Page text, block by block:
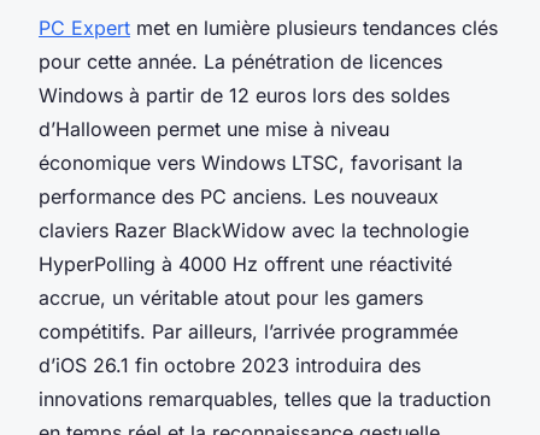
PC Expert met en lumière plusieurs tendances clés
pour cette année. La pénétration de licences
Windows à partir de 12 euros lors des soldes
d’Halloween permet une mise à niveau
économique vers Windows LTSC, favorisant la
performance des PC anciens. Les nouveaux
claviers Razer BlackWidow avec la technologie
HyperPolling à 4000 Hz offrent une réactivité
accrue, un véritable atout pour les gamers
compétitifs. Par ailleurs, l’arrivée programmée
d’iOS 26.1 fin octobre 2023 introduira des
innovations remarquables, telles que la traduction